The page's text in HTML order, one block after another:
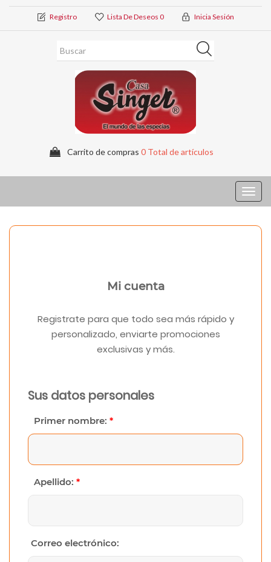
Registro Lista De Deseos 0 Inicia Sesión
Carrito de compras 0 Total de artículos
Mi cuenta
Registrate para que todo sea más rápido y
personalizado, enviarte promociones
exclusivas y más.
Sus datos personales
Primer nombre: *
Apellido: *
Correo electrónico: